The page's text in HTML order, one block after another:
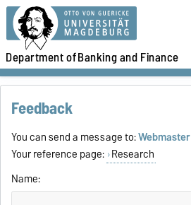
Department ofBanking and Finance
Feedback
You can send a message to:Webmaster
Your reference page: Research
Name: